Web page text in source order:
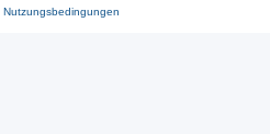
Nutzungsbedingungen